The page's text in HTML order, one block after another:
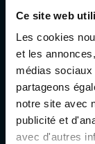
Ce site web
Les cookies
et les
médias
partageons
notre site avec
publicité et
avec d'autres
Des
Pour